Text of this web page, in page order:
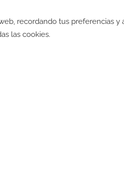
-Política SGI
recordando tus preferencias y
las cookies.